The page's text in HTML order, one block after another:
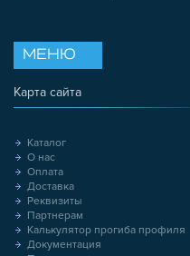
МЕНЮ
Карта сайта
Каталог
О нас
Оплата
Доставка
Реквизиты
Партнерам
Калькулятор прогиба профиля
Документация